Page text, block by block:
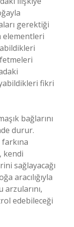
gerektiği
elementleri
fikri
bağlarını
durur.
kendi
sağlayacağı
aracılığıyla
arzularını,
edebileceği